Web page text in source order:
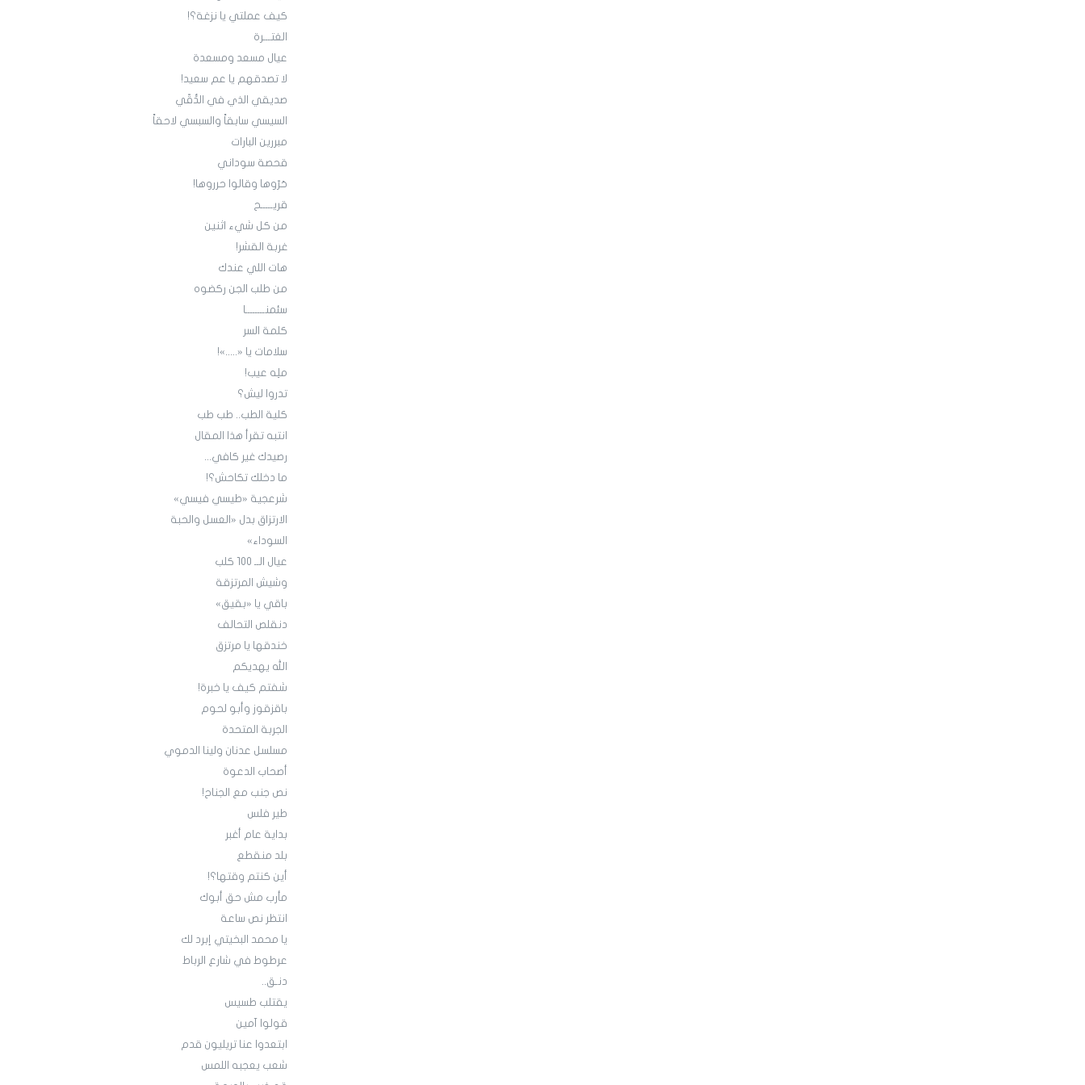
كيف عملتي يا نزغة؟!
الغتـــرة
عيال مسعد ومسعدة
لا تصدقهم يا عم سعيد!
صديقي الذي في الدُّقّي
السيسي سابقاً والسبسي لاحقاً
مبررين البارات
قحصة سوداني
حَرّوها وقالوا حرروها!
قريـــــح
من كل شيء اثنين
غربة القشر!
هات اللي عندك
من طلب الجن ركضوه
سئمنــــــــا
كلمة السر
سلامات يا «.....»!
ملِه عيب!
تدروا ليش؟
كلية الطب.. طب طب
انتبه تقرأ هذا المقال
رصيدك غير كافي...
ما دخلك تكاحش؟!
شرعجية «طيسي فيسي»
الارتزاق بدل «العسل والحبة
السوداء»
عيال الــ 100 كلب
وشيش المرتزقة
باقي يا «بقيق»
دنقلص التحالف
خندقها يا مرتزق
الله يهديكم
شفتم كيف يا خبرة!
باقزقوز وأبو لحوم
الجربة المتحدة
مسلسل عدنان ولينا الدموي
أصحاب الدعوة
نص جنب مع الجناح!
طير فلس
بداية عام أغبر
بلد منقطع
أين كنتم وقتها؟!
مأرب مش حق أبوك
انتظر نص ساعة
يا محمد البخيتي إبرد لك
عرطوط في شارع الرباط
دنـق..
يقتلب طسيس
قولوا آمين
ابتعدوا عنا تريليون قدم
شعب يعجبه اللمس